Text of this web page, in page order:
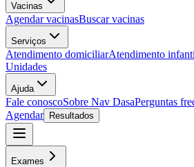
Vacinas
Agendar vacinasBuscar vacinas
Serviços
Atendimento domiciliarAtendimento
Unidades
Ajuda
Fale conoscoSobre Nav DasaPerguntas
Agendar
Resultados
Exames